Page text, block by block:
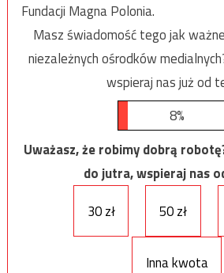
Fundacji Magna Polonia.
Masz świadomość tego jak
niezależnych ośrodków
wspieraj nas już od
8%
Uważasz, że robimy dobrą
do jutra, wspieraj nas
30 zł
50 zł
Inna kwota